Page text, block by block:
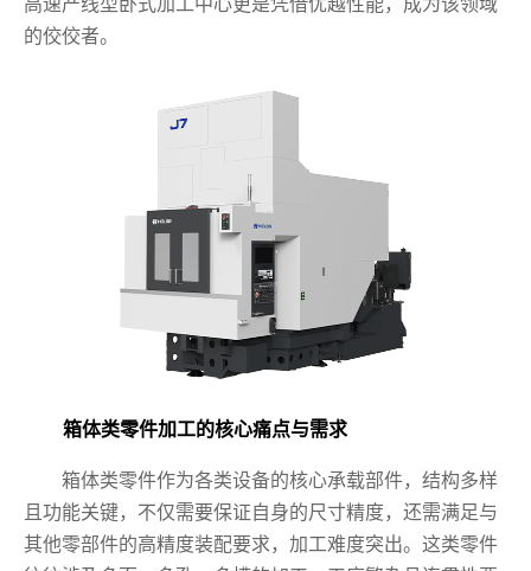
高速产线型卧式加工中心更是凭借优越性能，成为该领域
的佼佼者。
箱体类零件加工的核心痛点与需求
箱体类零件作为各类设备的核心承载部件，结构多样
且功能关键，不仅需要保证自身的尺寸精度，还需满足与
其他零部件的高精度装配要求，加工难度突出。这类零件